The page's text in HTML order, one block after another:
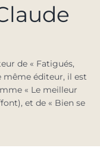
de « Fatigués,
même éditeur, il est
« Le meilleur
et de « Bien se